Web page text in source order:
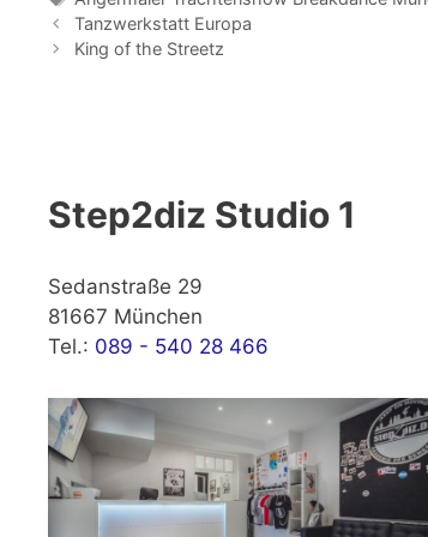
Tanzwerkstatt Europa
King of the Streetz
Step2diz Studio 1
Sedanstraße 29
81667 München
Tel.: 089 - 540 28 466